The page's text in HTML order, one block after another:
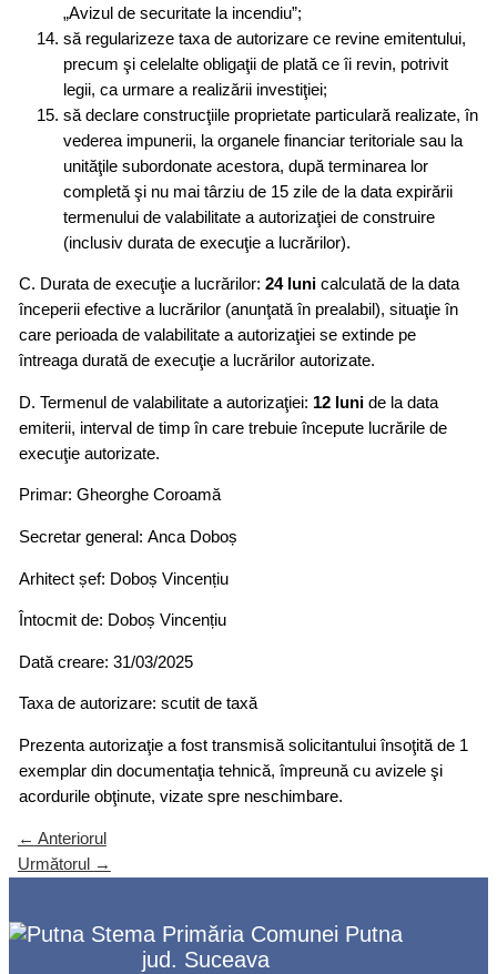
„Avizul de securitate la incendiu”;
să regularizeze taxa de autorizare ce revine emitentului,
precum şi celelalte obligaţii de plată ce îi revin, potrivit
legii, ca urmare a realizării investiţiei;
să declare construcţiile proprietate particulară realizate, în
vederea impunerii, la organele financiar teritoriale sau la
unităţile subordonate acestora, după terminarea lor
completă şi nu mai târziu de 15 zile de la data expirării
termenului de valabilitate a autorizaţiei de construire
(inclusiv durata de execuţie a lucrărilor).
C. Durata de execuţie a lucrărilor: 24 luni calculată de la data
începerii efective a lucrărilor (anunţată în prealabil), situaţie în
care perioada de valabilitate a autorizaţiei se extinde pe
întreaga durată de execuţie a lucrărilor autorizate.
D. Termenul de valabilitate a autorizaţiei: 12 luni de la data
emiterii, interval de timp în care trebuie începute lucrările de
execuţie autorizate.
Primar: Gheorghe Coroamă
Secretar general: Anca Doboș
Arhitect șef: Doboș Vincențiu
Întocmit de: Doboș Vincențiu
Dată creare: 31/03/2025
Taxa de autorizare: scutit de taxă
Prezenta autorizaţie a fost transmisă solicitantului însoţită de 1
exemplar din documentaţia tehnică, împreună cu avizele şi
acordurile obţinute, vizate spre neschimbare.
← Anteriorul
Următorul
→
Primăria Comunei Putna
jud. Suceava